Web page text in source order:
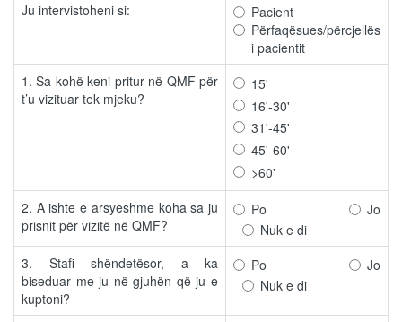
Ju intervistoheni si:
Pacient
Përfaqësues/përcjellës
i pacientit
1. Sa kohë keni pritur në QMF për
t’u vizituar tek mjeku?
15'
16'-30'
31'-45'
45'-60'
>60'
2. A ishte e arsyeshme koha sa ju
prisnit për vizitë në QMF?
Po
Jo
Nuk e di
3. Stafi shëndetësor, a ka
biseduar me ju në gjuhën që ju e
kuptoni?
Po
Jo
Nuk e di